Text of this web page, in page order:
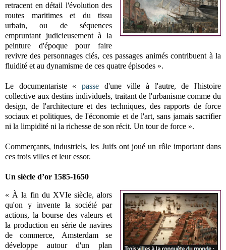
retracent en détail l'évolution des
routes maritimes et du tissu
urbain, ou de séquences
empruntant judicieusement à la
peinture d'époque pour faire
revivre des personnages clés, ces passages animés contribuent à la
fluidité et au dynamisme de ces quatre épisodes ».
Le documentariste « passe d'une ville à l'autre, de l'histoire
collective aux destins individuels, traitant de l'urbanisme comme du
design, de l'architecture et des techniques, des rapports de force
sociaux et politiques, de l'économie et de l'art, sans jamais sacrifier
ni la limpidité ni la richesse de son récit. Un tour de force ».
Commerçants, industriels, les Juifs ont joué un rôle important dans
ces trois villes et leur essor.
Un siècle d’or 1585-1650
« À la fin du XVIe siècle, alors
qu'on y invente la société par
actions, la bourse des valeurs et
la production en série de navires
de commerce, Amsterdam se
développe autour d'un plan